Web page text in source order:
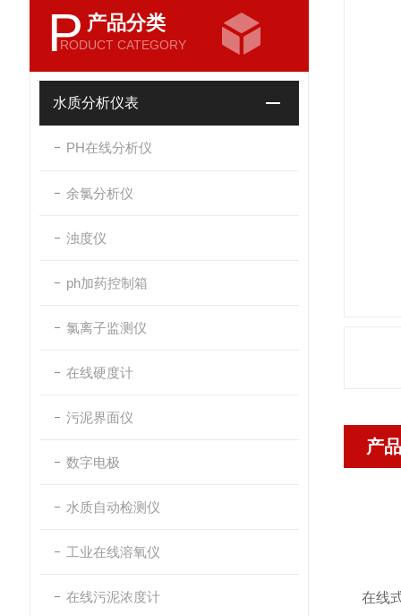
P 产品分类
RODUCT CATEGORY
水质分析仪表
PH在线分析仪
余氯分析仪
浊度仪
ph加药控制箱
氯离子监测仪
在线硬度计
污泥界面仪
数字电极
水质自动检测仪
工业在线溶氧仪
在线污泥浓度计
产
在线